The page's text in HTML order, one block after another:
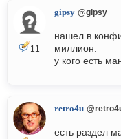
11
gipsy @gipsy
нашел в
миллион.
у кого есть
retro4u
есть раздел